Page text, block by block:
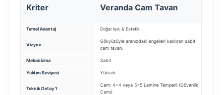
Kriter Veranda Cam Tavan
Temel Avantaj Doğal Işık & Estetik
Vizyon
Gökyüzüyle aranızdaki engelleri kaldıran sabit
cam tavan.
Mekanizma Sabit
Yalıtım Seviyesi Yüksek
Teknik Detay 1
Cam: 4+4 veya 5+5 Lamine Temperli (Güvenlik
Camı)